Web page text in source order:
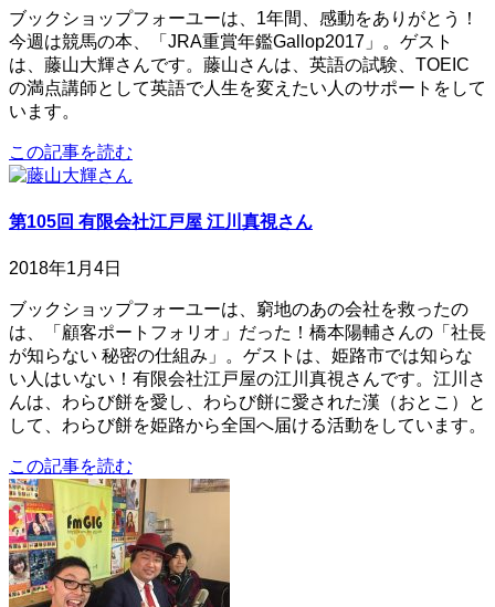
ブックショップフォーユーは、1年間、感動をありがとう！
今週は競馬の本、「JRA重賞年鑑Gallop2017」。ゲスト
は、藤山大輝さんです。藤山さんは、英語の試験、TOEIC
の満点講師として英語で人生を変えたい人のサポートをして
います。
この記事を読む
第105回 有限会社江戸屋 江川真視さん
2018年1月4日
ブックショップフォーユーは、窮地のあの会社を救ったの
は、「顧客ポートフォリオ」だった！橋本陽輔さんの「社長
が知らない 秘密の仕組み」。ゲストは、姫路市では知らな
い人はいない！有限会社江戸屋の江川真視さんです。江川さ
んは、わらび餅を愛し、わらび餅に愛された漢（おとこ）と
して、わらび餅を姫路から全国へ届ける活動をしています。
この記事を読む